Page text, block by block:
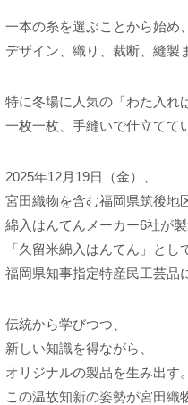
一本の糸を選ぶことから始め、
デザイン、織り、裁断、縫製
特に冬場に人気の「わた入れ
一枚一枚、手縫いで仕立てて
2025年12月19日（金）、
宮田織物を含む福岡県筑後地
綿入はんてんメーカー6社が製
「久留米綿入はんてん」とし
福岡県知事指定特産民工芸品
伝統から学びつつ、
新しい知識を得ながら、
オリジナルの製品を生み出す。
この温故知新の姿勢が宮田織